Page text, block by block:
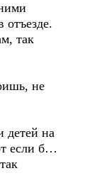
так
не
на
если б…